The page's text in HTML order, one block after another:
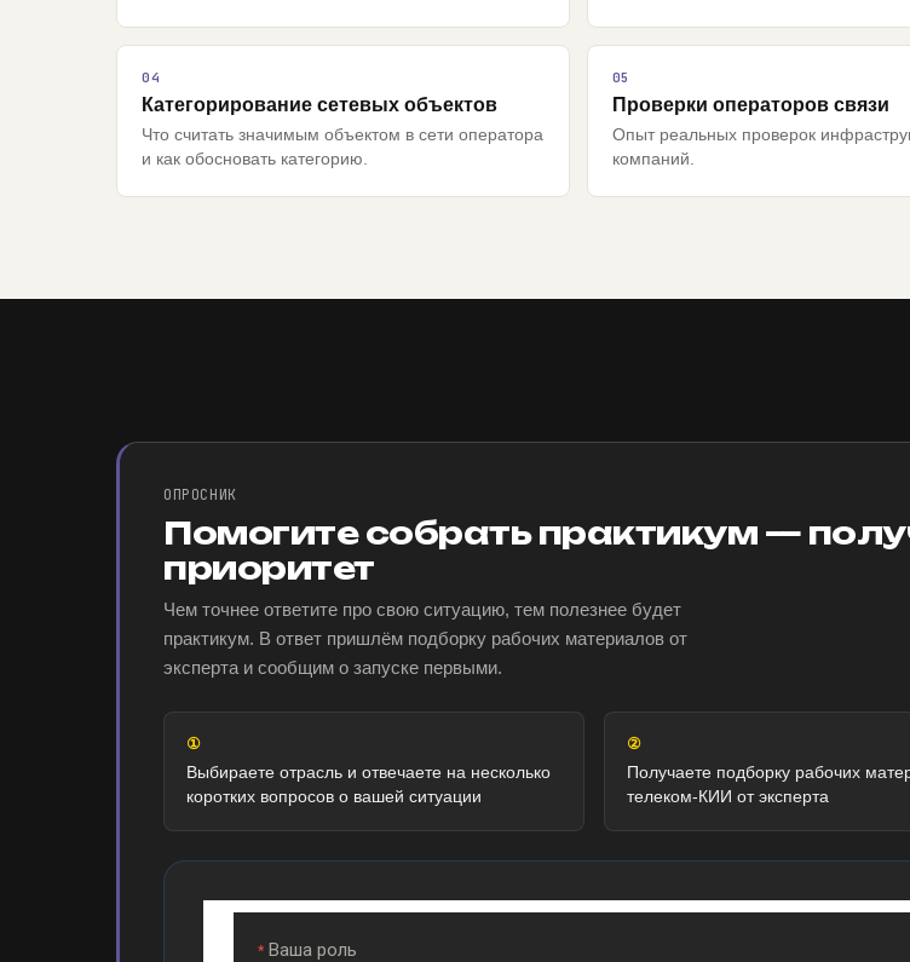
Категорирование сетевых объектов
Что считать значимым объектом в сети оператора
и как обосновать категорию.
Проверки операторов связи
Опыт реальных проверок
компаний.
ОПРОСНИК
Помогите собрать практикум —
приоритет
Чем точнее ответите про свою ситуацию, тем полезнее будет
практикум. В ответ пришлём подборку рабочих материалов от
эксперта и сообщим о запуске первыми.
①
Выбираете отрасль и отвечаете на несколько
коротких вопросов о вашей ситуации
②
Получаете подборку рабочих
телеком-КИИ от эксперта